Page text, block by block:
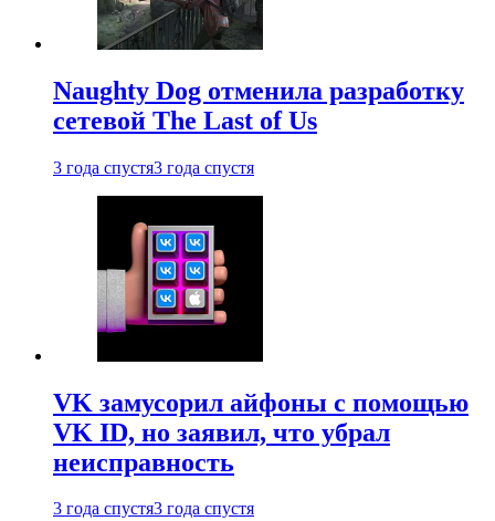
Naughty Dog отменила разработку
сетевой The Last of Us
3 года спустя3 года спустя
VK замусорил айфоны с помощью
VK ID, но заявил, что убрал
неисправность
3 года спустя3 года спустя